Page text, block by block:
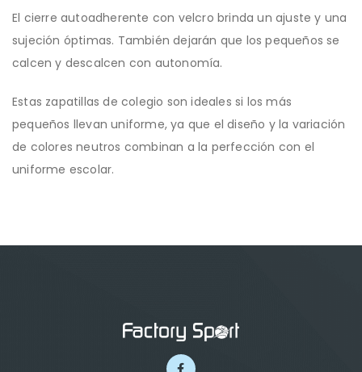
El cierre autoadherente con velcro brinda un ajuste y una
sujeción óptimas. También dejarán que los pequeños se
calcen y descalcen con autonomía.
Estas zapatillas de colegio son ideales si los más
pequeños llevan uniforme, ya que el diseño y la variación
de colores neutros combinan a la perfección con el
uniforme escolar.